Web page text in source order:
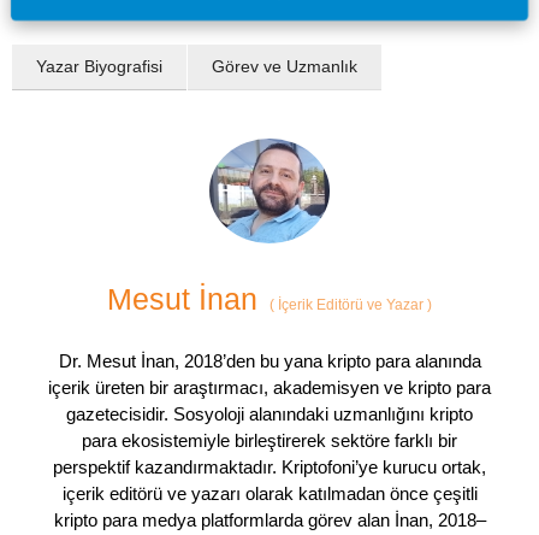
Yazar Biyografisi Görev ve Uzmanlık
Mesut İnan ( İçerik Editörü ve Yazar )
Dr. Mesut İnan, 2018’den bu yana kripto para alanında
içerik üreten bir araştırmacı, akademisyen ve kripto para
gazetecisidir. Sosyoloji alanındaki uzmanlığını kripto
para ekosistemiyle birleştirerek sektöre farklı bir
perspektif kazandırmaktadır. Kriptofoni’ye kurucu ortak,
içerik editörü ve yazarı olarak katılmadan önce çeşitli
kripto para medya platformlarda görev alan İnan, 2018–